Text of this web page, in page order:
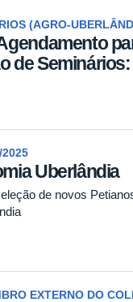
(AGRO-
de Seminários:
2025
Uberlândia
de novos
EXTERNO DO